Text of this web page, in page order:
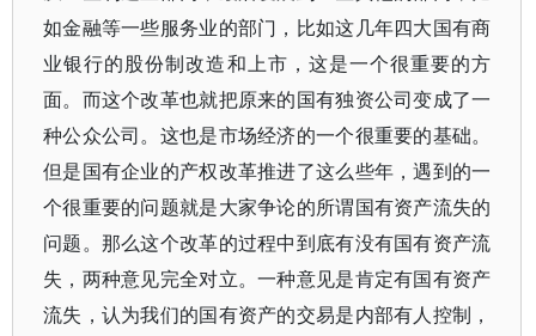
如金融等一些服务业的部门，比如这几年四大国有商
业银行的股份制改造和上市，这是一个很重要的方
面。而这个改革也就把原来的国有独资公司变成了一
种公众公司。这也是市场经济的一个很重要的基础。
但是国有企业的产权改革推进了这么些年，遇到的一
个很重要的问题就是大家争论的所谓国有资产流失的
问题。那么这个改革的过程中到底有没有国有资产流
失，两种意见完全对立。一种意见是肯定有国有资产
流失，认为我们的国有资产的交易是内部有人控制，